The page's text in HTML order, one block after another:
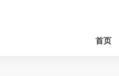
首页